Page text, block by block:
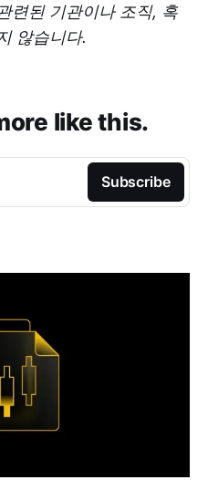
련된 기관이나 조직, 혹
않습니다.
like this.
Subscribe